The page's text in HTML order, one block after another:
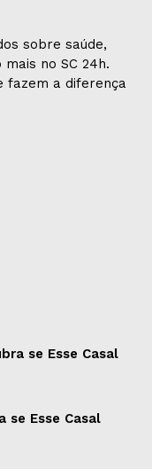
sobre saúde,
no SC 24h.
fazem a diferença
se Esse Casal
se Esse Casal